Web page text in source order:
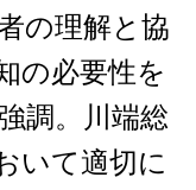
の理解と協
の必要性を
調。川端総
いて適切に